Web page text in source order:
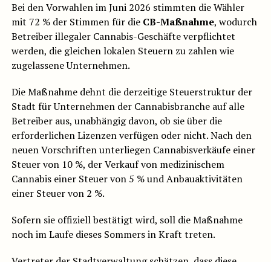
Bei den Vorwahlen im Juni 2026 stimmten die Wähler
mit 72 % der Stimmen für die CB-Maßnahme, wodurch
Betreiber illegaler Cannabis-Geschäfte verpflichtet
werden, die gleichen lokalen Steuern zu zahlen wie
zugelassene Unternehmen.
Die Maßnahme dehnt die derzeitige Steuerstruktur der
Stadt für Unternehmen der Cannabisbranche auf alle
Betreiber aus, unabhängig davon, ob sie über die
erforderlichen Lizenzen verfügen oder nicht. Nach den
neuen Vorschriften unterliegen Cannabisverkäufe einer
Steuer von 10 %, der Verkauf von medizinischem
Cannabis einer Steuer von 5 % und Anbauaktivitäten
einer Steuer von 2 %.
Sofern sie offiziell bestätigt wird, soll die Maßnahme
noch im Laufe dieses Sommers in Kraft treten.